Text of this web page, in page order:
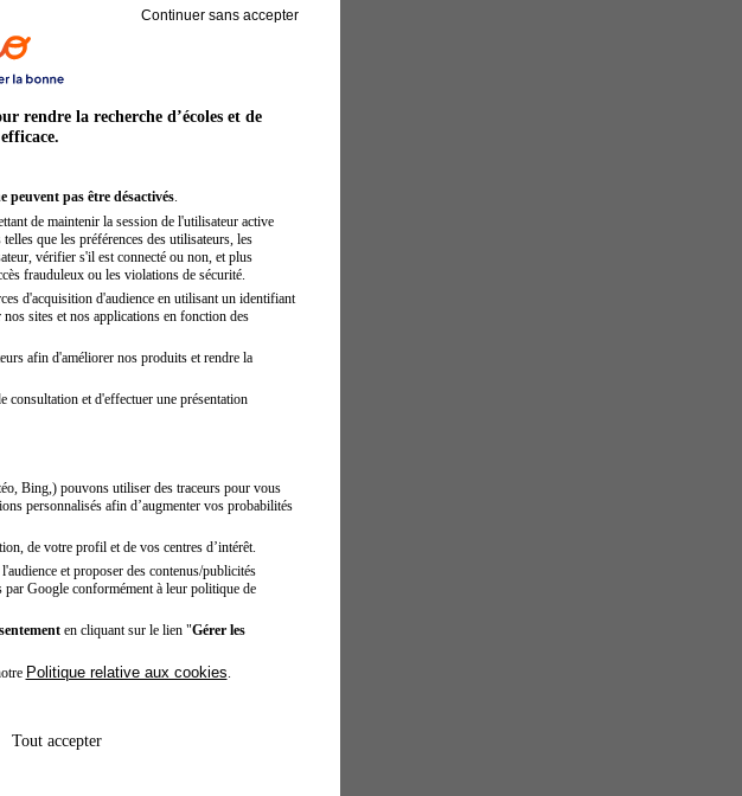
Continuer sans accepter
rendre la recherche d’écoles et de
peuvent pas être désactivés.
de maintenir la session de l'utilisateur active
que les préférences des utilisateurs, les
vérifier s'il est connecté ou non, et plus
frauduleux ou les violations de sécurité.
d'acquisition d'audience en utilisant un identifiant
sites et nos applications en fonction des
afin d'améliorer nos produits et rendre la
consultation et d'effectuer une présentation
Bing,) pouvons utiliser des traceurs pour vous
personnalisés afin d’augmenter vos probabilités
de votre profil et de vos centres d’intérêt.
et proposer des contenus/publicités
par Google conformément à leur politique de
en cliquant sur le lien "Gérer les
Politique relative aux cookies
Tout accepter